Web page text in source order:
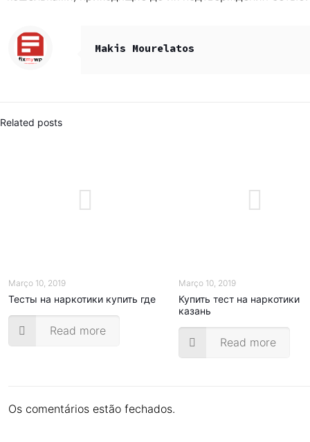
Makis Mourelatos
Related posts
Março 10, 2019
Тесты на наркотики купить где
Read more
Março 10, 2019
Купить тест на наркотики
казань
Read more
Os comentários estão fechados.